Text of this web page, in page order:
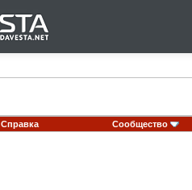
Справка Сообщество